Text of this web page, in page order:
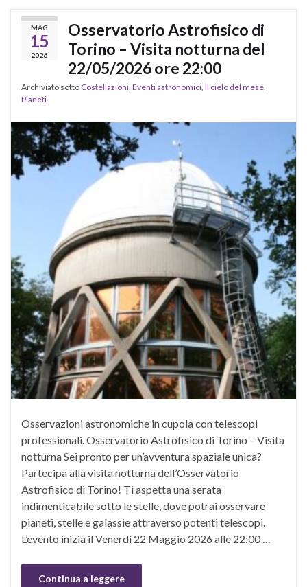
MAG
15
2026
Osservatorio Astrofisico di
Torino – Visita notturna del
22/05/2026 ore 22:00
Archiviato sotto Costellazioni Eventi astronomici Il cielo del mese
Pianeti
Osservazioni astronomiche in cupola con telescopi
professionali. Osservatorio Astrofisico di Torino – Visita
notturna Sei pronto per un’avventura spaziale unica?
Partecipa alla visita notturna dell’Osservatorio
Astrofisico di Torino! Ti aspetta una serata
indimenticabile sotto le stelle, dove potrai osservare
pianeti, stelle e galassie attraverso potenti telescopi.
L’evento inizia il Venerdì 22 Maggio 2026 alle 22:00 …
Continua a leggere